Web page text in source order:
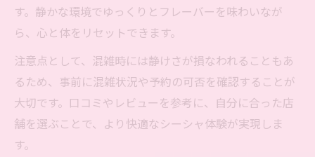
す。静かな環境でゆっくりとフレーバーを味わいなが
ら、心と体をリセットできます。
注意点として、混雑時には静けさが損なわれることもあ
るため、事前に混雑状況や予約の可否を確認することが
大切です。口コミやレビューを参考に、自分に合った店
舗を選ぶことで、より快適なシーシャ体験が実現しま
す。